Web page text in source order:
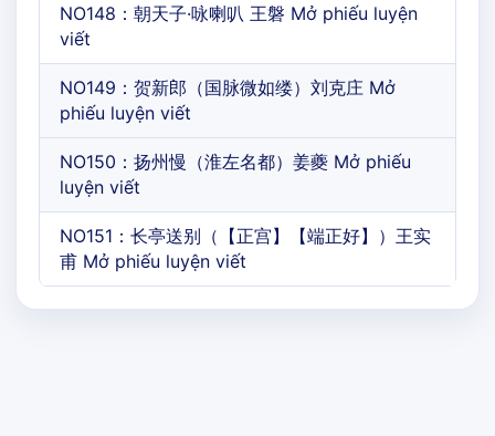
NO148：朝天子·咏喇叭 王磐 Mở phiếu luyện
viết
NO149：贺新郎（国脉微如缕）刘克庄 Mở
phiếu luyện viết
NO150：扬州慢（淮左名都）姜夔 Mở phiếu
luyện viết
NO151：长亭送别（【正宫】【端正好】）王实
甫 Mở phiếu luyện viết